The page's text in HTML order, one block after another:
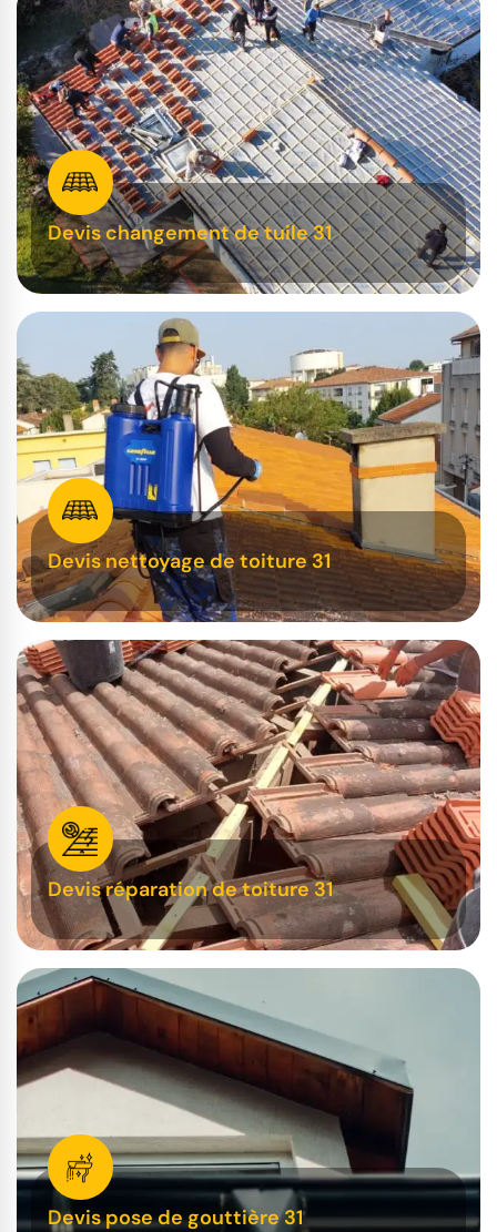
Devis changement de tuile 31
Devis nettoyage de toiture 31
Devis réparation de toiture 31
Devis pose de gouttière 31